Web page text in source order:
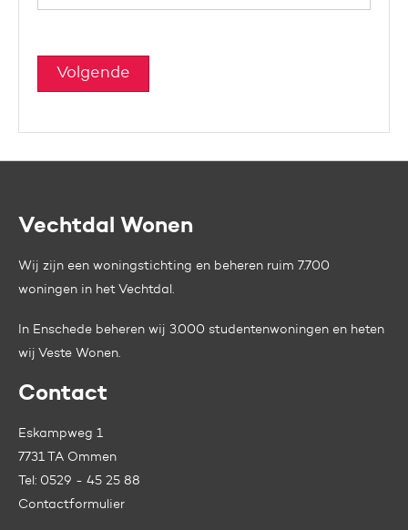
Volgende
Contactinformatie
Vechtdal Wonen
Wij zijn een woningstichting en beheren ruim 7.700
woningen in het Vechtdal.
In Enschede beheren wij 3.000 studentenwoningen en heten
wij Veste Wonen.
Contact
Eskampweg 1
7731 TA Ommen
Tel: 0529 - 45 25 88
Contactformulier